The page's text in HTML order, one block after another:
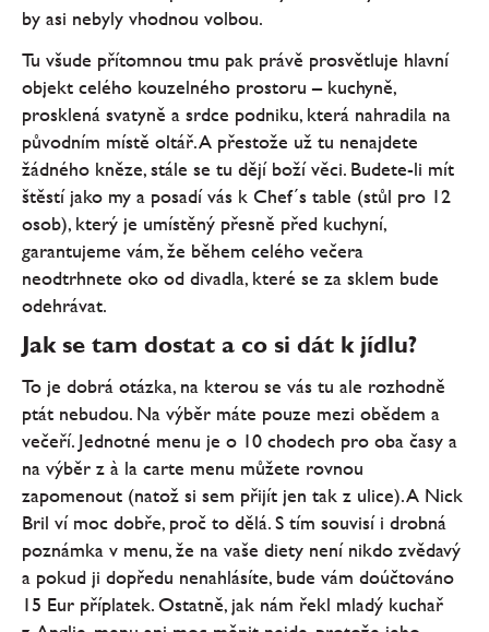
by asi nebyly vhodnou volbou.
Tu všude přítomnou tmu pak právě prosvětluje hlavní
objekt celého kouzelného prostoru – kuchyně,
prosklená svatyně a srdce podniku, která nahradila na
původním místě oltář. A přestože už tu nenajdete
žádného kněze, stále se tu dějí boží věci. Budete-li mít
štěstí jako my a posadí vás k Chef´s table (stůl pro 12
osob), který je umístěný přesně před kuchyní,
garantujeme vám, že během celého večera
neodtrhnete oko od divadla, které se za sklem bude
odehrávat.
Jak se tam dostat a co si dát k jídlu?
To je dobrá otázka, na kterou se vás tu ale rozhodně
ptát nebudou. Na výběr máte pouze mezi obědem a
večeří. Jednotné menu je o 10 chodech pro oba časy a
na výběr z à la carte menu můžete rovnou
zapomenout (natož si sem přijít jen tak z ulice). A Nick
Bril ví moc dobře, proč to dělá. S tím souvisí i drobná
poznámka v menu, že na vaše diety není nikdo zvědavý
a pokud ji dopředu nenahlásíte, bude vám doúčtováno
15 Eur příplatek. Ostatně, jak nám řekl mladý kuchař